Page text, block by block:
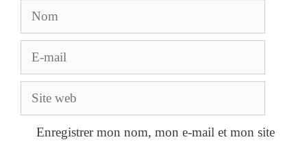
Nom
E-
Site
Enregistrer mon nom, mon e-mail et mon site